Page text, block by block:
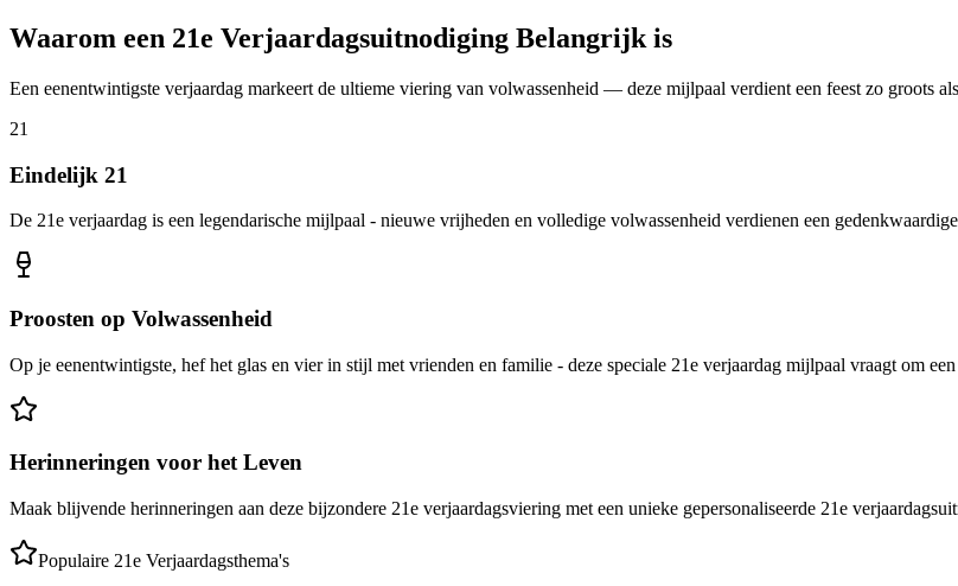
Waarom een 21e Verjaardagsuitnodiging Belangrijk is
Een eenentwintigste verjaardag markeert de ultieme viering van volwassenheid — deze mijlpaal verdient een feest zo groots
21
Eindelijk 21
De 21e verjaardag is een legendarische mijlpaal - nieuwe vrijheden en volledige volwassenheid verdienen een
Proosten op Volwassenheid
Op je eenentwintigste, hef het glas en vier in stijl met vrienden en familie - deze speciale 21e verjaardag mijlpaal vraagt om
Herinneringen voor het Leven
Maak blijvende herinneringen aan deze bijzondere 21e verjaardagsviering met een unieke gepersonaliseerde 21e
Populaire 21e Verjaardagsthema's